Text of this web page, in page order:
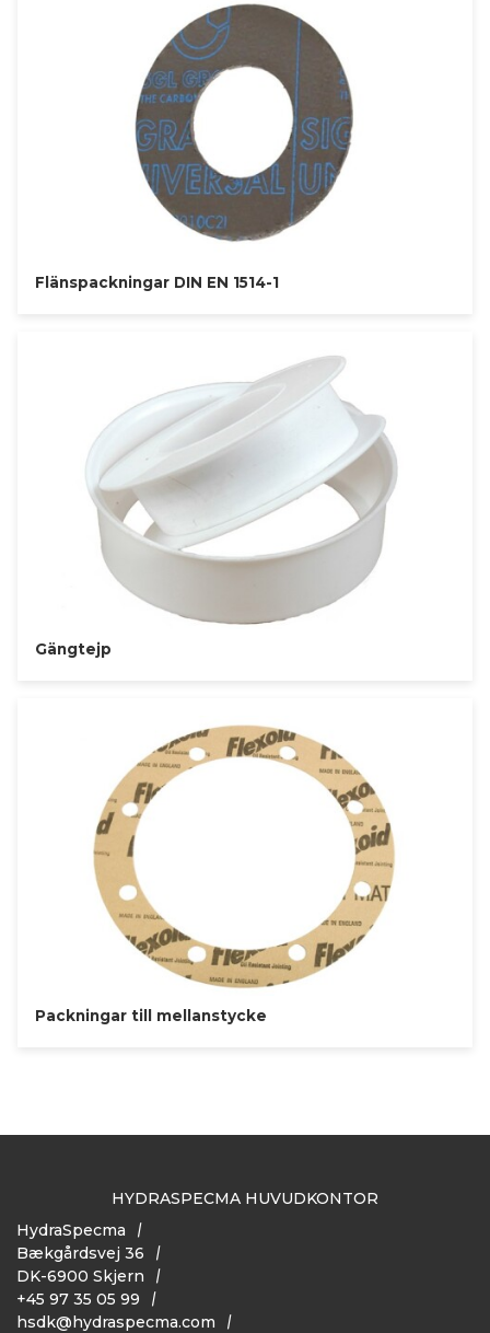
Flänspackningar DIN EN 1514-1
Gängtejp
Packningar till mellanstycke
HYDRASPECMA HUVUDKONTOR
HydraSpecma
Bækgårdsvej 36
DK-6900 Skjern
+45 97 35 05 99
hsdk@hydraspecma.com